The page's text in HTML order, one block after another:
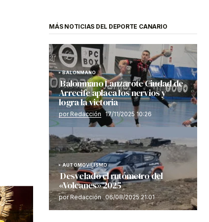
MÁS NOTICIAS DEL DEPORTE CANARIO
BALONMANO
Balonmano Lanzarote Ciudad de
Arrecife aplaca los nervios y
logra la victoria
por Redacción 17/11/2025 10:26
AUTOMOVILISMO
Desvelado el rutómetro del
«Volcanes» 2025
por Redacción 06/08/2025 21:01